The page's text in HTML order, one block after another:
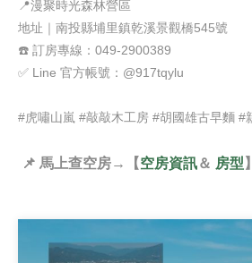
📍漫聚時光森林營區
地址｜南投縣埔里鎮乾溪景觀橋545號
☎️ 訂房專線： 049-2900389
✅ Line 官方帳號： @917tqylu
#虎嘯山嵐 #敲敲木工房 #胡國雄古早麵 #
📌 馬上查空房→ 【空房資訊＆ 房型 】